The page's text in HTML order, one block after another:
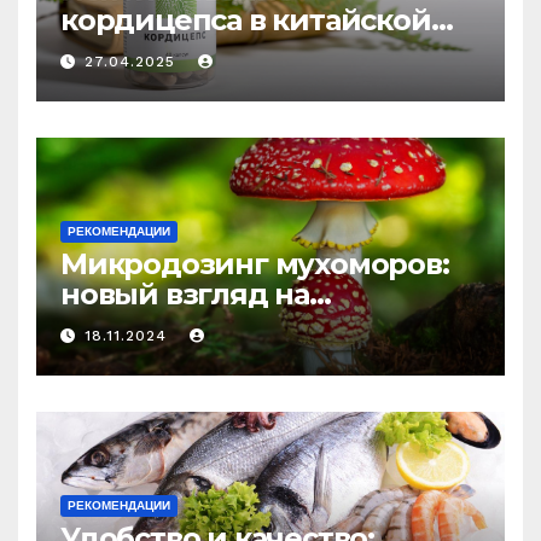
кордицепса в китайской
медицине: природное
средство против усталости
и истощения
27.04.2025
РЕКОМЕНДАЦИИ
Микродозинг мухоморов:
новый взгляд на
психоделику
18.11.2024
РЕКОМЕНДАЦИИ